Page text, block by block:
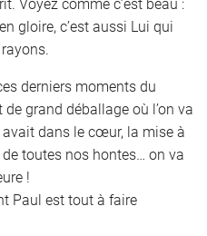
Voyez comme c’est beau :
gloire, c’est aussi Lui qui
derniers moments du
grand déballage où l’on va
dans le cœur, la mise à
toutes nos hontes… on va
!
Paul est tout à faire